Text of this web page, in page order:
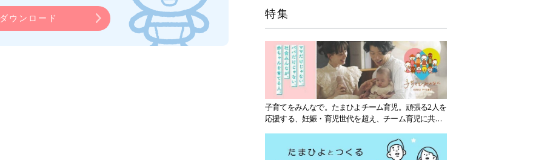
ダウンロード 特集
子育てをみんなで。たまひよチーム育児。頑張る2人を
応援する、妊娠・育児世代を超え、チーム育児に共感